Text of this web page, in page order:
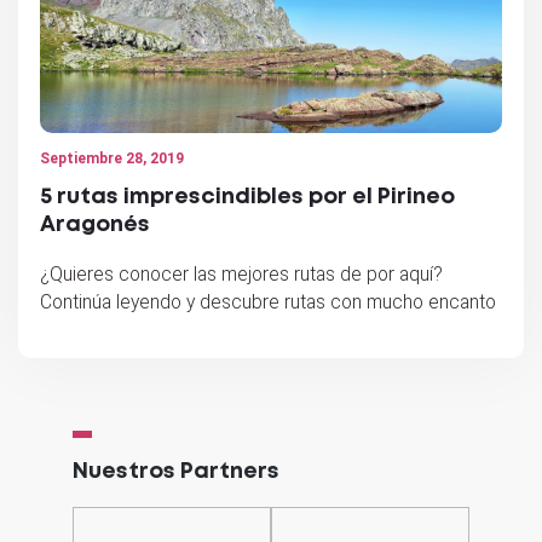
Septiembre 28, 2019
5 rutas imprescindibles por el Pirineo
Aragonés
¿Quieres conocer las mejores rutas de por aquí?
Continúa leyendo y descubre rutas con mucho encanto
Nuestros Partners